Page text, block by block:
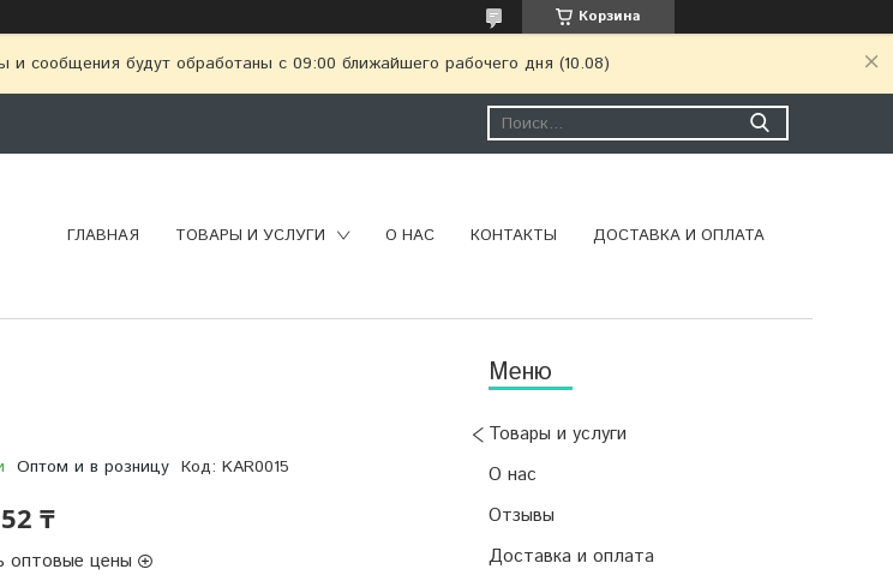
Корзина
сообщения будут обработаны с 09:00 ближайшего рабочего дня (10.08)
ГЛАВНАЯ ТОВАРЫ И УСЛУГИ О НАС КОНТАКТЫ ДОСТАВКА И ОПЛАТА
Товары и услуги
О нас
Отзывы
Доставка и оплата
Оптом и в розницу Код: KAR0015
₸
оптовые цены